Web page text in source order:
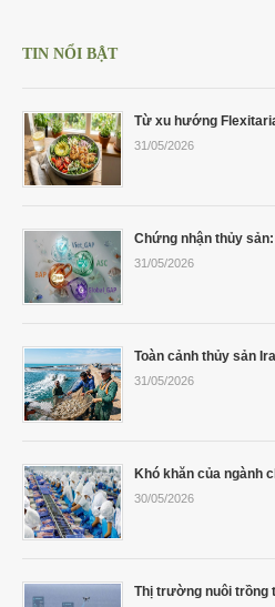
TIN NỔI BẬT
Từ xu hướng
31/05/2026
Chứng nhận thủy
31/05/2026
Toàn cảnh thủy sản
31/05/2026
Khó khăn của ngành
30/05/2026
Thị trường nuôi trồng